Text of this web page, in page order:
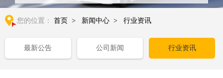
整合全球优质物流运输资源,满足国内外客户更多个性化需求
您的位置： 首页 > 新闻中心 > 行业资讯
最新公告 公司新闻 行业资讯